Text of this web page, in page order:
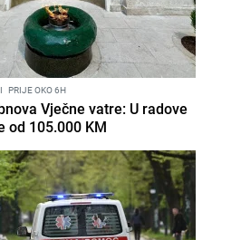
I PRIJE OKO 6H
Vječne vatre: U radove
od 105.000 KM